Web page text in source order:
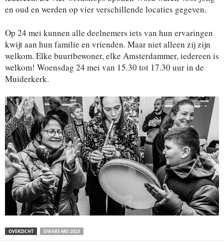
en oud en werden op vier verschillende locaties gegeven.
Op 24 mei kunnen alle deelnemers iets van hun ervaringen
kwijt aan hun familie en vrienden. Maar niet alleen zij zijn
welkom. Elke buurtbewoner, elke Amsterdammer, iedereen is
welkom! Woensdag 24 mei van 15.30 tot 17.30 uur in de
Muiderkerk.
OVERZICHT DWARS MEI 2023